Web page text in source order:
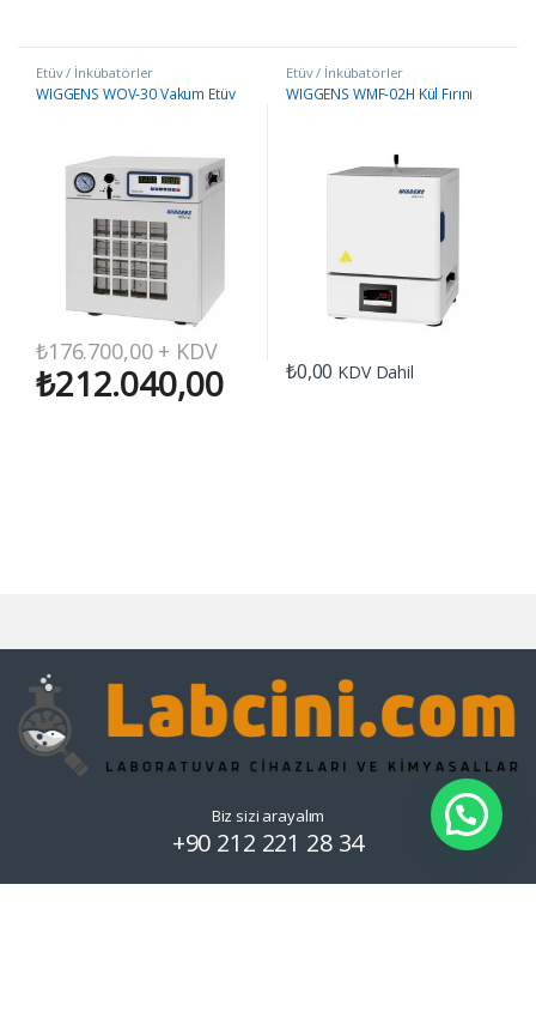
Etüv / İnkübatörler
WIGGENS WOV-30 Vakum Etüv
₺176.700,00+ KDV
₺212.040,00
Etüv / İnkübatörler
WIGGENS WMF-02H Kül Fırını
₺0,00 KDV Dahil
Biz sizi arayalım
+90 212 221 28 34